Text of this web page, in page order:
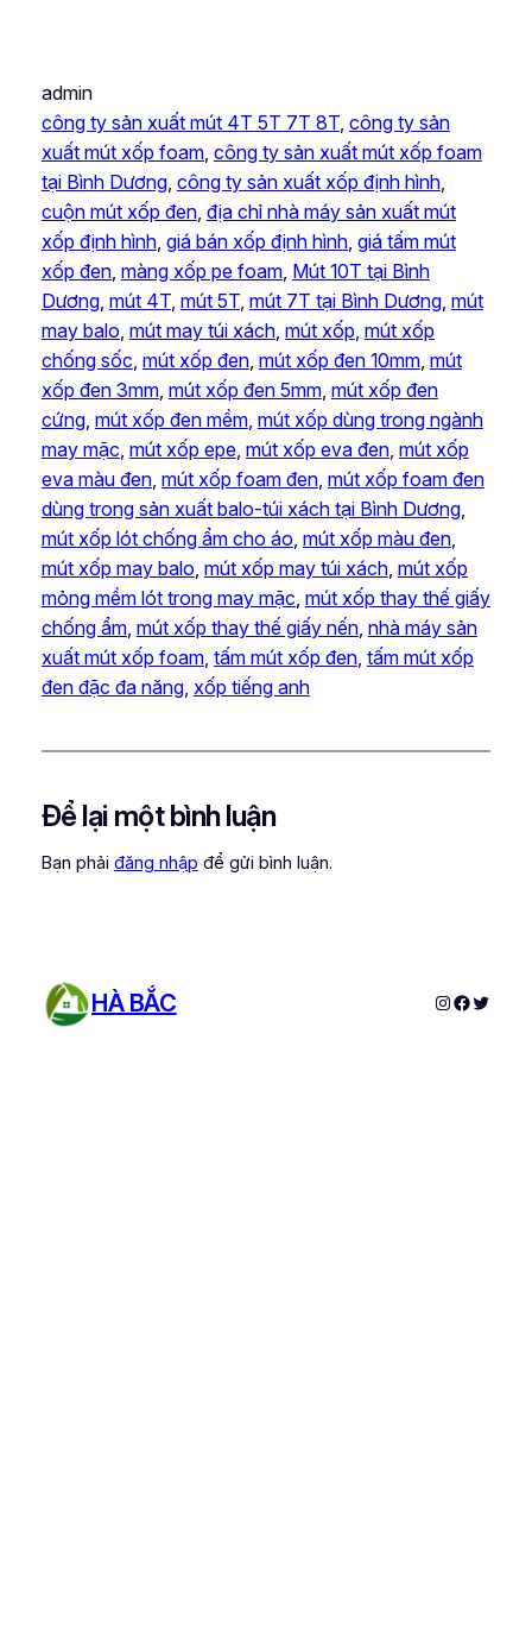
admin
công ty sản xuất mút 4T 5T 7T 8T, công ty sản
xuất mút xốp foam, công ty sản xuất mút xốp foam
tại Bình Dương, công ty sản xuất xốp định hình
cuộn mút xốp đen, địa chỉ nhà máy sản xuất mút
xốp định hình, giá bán xốp định hình, giá tấm mút
xốp đen, màng xốp pe foam, Mút 10T tại Bình
Dương, mút 4T, mút 5T, mút 7T tại Bình Dương, mút
may balo, mút may túi xách, mút xốp, mút xốp
chống sốc, mút xốp đen, mút xốp đen 10mm, mút
xốp đen 3mm, mút xốp đen 5mm, mút xốp đen
cứng, mút xốp đen mềm, mút xốp dùng trong ngành
may mặc, mút xốp epe, mút xốp eva đen, mút xốp
eva màu đen, mút xốp foam đen, mút xốp foam đen
dùng trong sản xuất balo-túi xách tại Bình Dương
mút xốp lót chống ẩm cho áo, mút xốp màu đen
mút xốp may balo, mút xốp may túi xách, mút xốp
mỏng mềm lót trong may mặc, mút xốp thay thế giấy
chống ẩm, mút xốp thay thế giấy nến, nhà máy sản
xuất mút xốp foam, tấm mút xốp đen, tấm mút xốp
đen đặc đa năng, xốp tiếng anh
Để lại một bình luận
Bạn phải đăng nhập để gửi bình luận.
HÀ BẮC Instagram
Twitter